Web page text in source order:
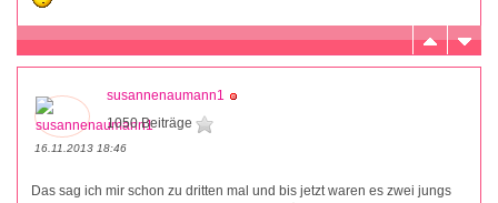
susannenaumann1
1050 Beiträge
16.11.2013 18:46
Das sag ich mir schon zu dritten mal und bis jetzt waren es zwei jungs